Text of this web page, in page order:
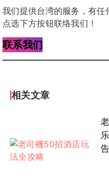
我们提供台湾的服务，有
点选下方按钮联络我们！
联系我们
相关文章